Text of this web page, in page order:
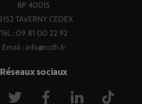
BP 40015
TAVERNY CEDEX
Tél. : 09 81 00 22 92
Email : info@ccdh.fr
Réseaux sociaux
Instagram Twitter Facebook LinkedIn